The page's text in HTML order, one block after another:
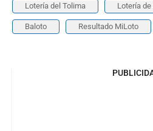
Lotería del Tolima Lotería
Baloto Resultado MiLoto